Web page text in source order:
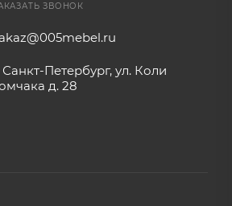
ЗВОНОК
Санкт-Петербург, ул. Коли
д. 28